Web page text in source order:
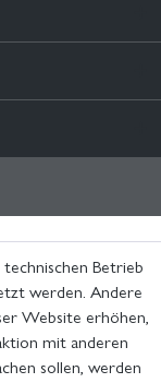
Betrieb
werden. Andere
Website erhöhen,
mit anderen
sollen, werden